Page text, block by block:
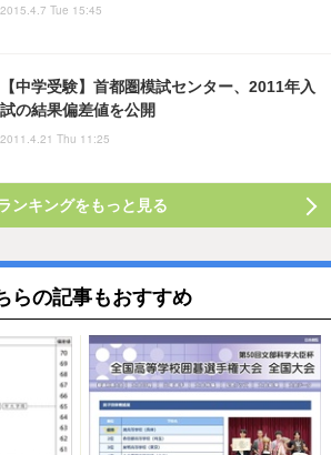
2015.4.7 Tue 15:45
【中学受験】首都圏模試センター、2011年入
試の結果偏差値を公開
2011.4.21 Thu 11:25
ンキングをもっと見る
らの記事もおすすめ